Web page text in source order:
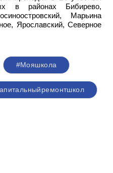
в районах Бибирево,
Марьина
Ярославский, Северное
#Мояшкола